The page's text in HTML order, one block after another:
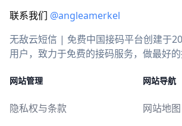
联系我们 @angleamerkel
无敌云短信 | 免费中国接码平台创建于
用户，致力于免费的接码服务，做最好的
网站管理
隐私权与条款
网站导航
网站地图